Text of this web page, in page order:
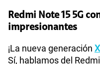
Redmi Note 15 5G
impresionantes
¡La nueva generación
Sí, hablamos del